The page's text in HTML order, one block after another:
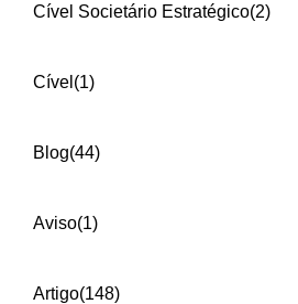
Cível Societário Estratégico(2)
Cível (1)
Blog(44)
Aviso(1)
Artigo(148)